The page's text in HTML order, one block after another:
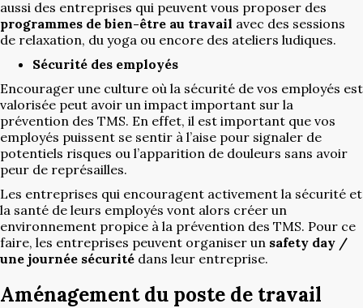
aussi des entreprises qui peuvent vous proposer des
programmes de bien-être au travail avec des sessions
de relaxation, du yoga ou encore des ateliers ludiques.
Sécurité des employés
Encourager une culture où la sécurité de vos employés est
valorisée peut avoir un impact important sur la
prévention des TMS. En effet, il est important que vos
employés puissent se sentir à l’aise pour signaler de
potentiels risques ou l’apparition de douleurs sans avoir
peur de représailles.
Les entreprises qui encouragent activement la sécurité et
la santé de leurs employés vont alors créer un
environnement propice à la prévention des TMS. Pour ce
faire, les entreprises peuvent organiser un safety day /
une journée sécurité dans leur entreprise.
Aménagement du poste de travail